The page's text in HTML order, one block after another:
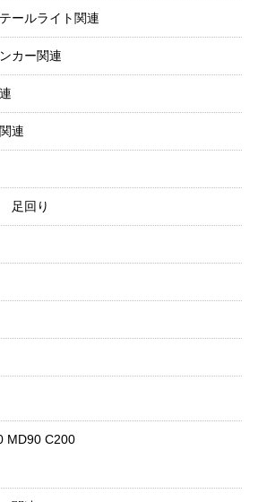
ールライト関連
カー関連
連
足回り
MD90 C200